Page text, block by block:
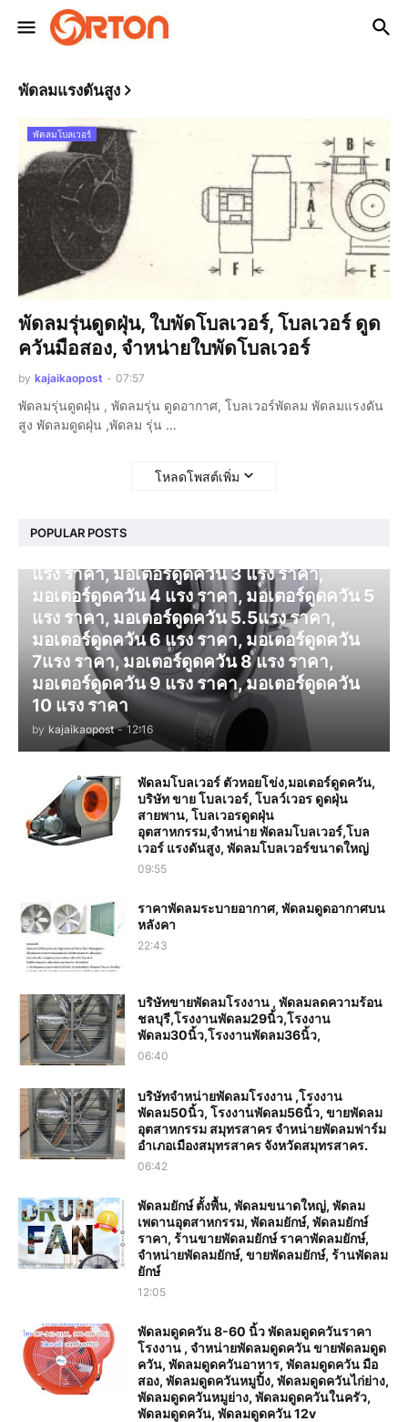
พัดลมแรงดันสูง
พัดลมโบลเวอร์
พัดลมรุ่นดูดฝุ่น, ใบพัดโบลเวอร์, โบลเวอร์ ดูด
ควันมือสอง, จำหน่ายใบพัดโบลเวอร์
by kajaikaopost - 07:57
พัดลมรุ่นดูดฝุ่น , พัดลมรุ่น ดูดอากาศ, โบลเวอร์พัดลม พัดลมแรงดัน
สูง พัดลมดูดฝุ่น ,พัดลม รุ่น …
โหลดโพสต์เพิ่ม
POPULAR POSTS
แรง ราคา, มอเตอร์ดูดควัน 3 แรง ราคา,
มอเตอร์ดูดควัน 4 แรง ราคา, มอเตอร์ดูดควัน 5
แรง ราคา, มอเตอร์ดูดควัน 5.5แรง ราคา,
มอเตอร์ดูดควัน 6 แรง ราคา, มอเตอร์ดูดควัน
7แรง ราคา, มอเตอร์ดูดควัน 8 แรง ราคา,
มอเตอร์ดูดควัน 9 แรง ราคา, มอเตอร์ดูดควัน
10 แรง ราคา
by kajaikaopost - 12:16
พัดลมโบลเวอร์ ตัวหอยโข่ง,มอเตอร์ดูดควัน,
บริษัท ขาย โบลเวอร์, โบลว์เวอร ดูดฝุ่น
สายพาน, โบลเวอรดูดฝุ่น
อุตสาหกรรม,จำหน่าย พัดลมโบลเวอร์,โบล
เวอร์ แรงดันสูง, พัดลมโบลเวอร์ขนาดใหญ่
09:55
ราคาพัดลมระบายอากาศ, พัดลมดูดอากาศบน
หลังคา
22:43
บริษัทขายพัดลมโรงงาน , พัดลมลดความร้อน
ชลบุรี,โรงงานพัดลม29นิ้ว,โรงงาน
พัดลม30นิ้ว,โรงงานพัดลม36นิ้ว,
06:40
บริษัทจำหน่ายพัดลมโรงงาน ,โรงงาน
พัดลม50นิ้ว, โรงงานพัดลม56นิ้ว, ขายพัดลม
อุตสาหกรรม สมุทรสาคร จำหน่ายพัดลมฟาร์ม
อำเภอเมืองสมุทรสาคร จังหวัดสมุทรสาคร.
06:42
พัดลมยักษ์ ตั้งพื้น, พัดลมขนาดใหญ่, พัดลม
เพดานอุตสาหกรรม, พัดลมยักษ์, พัดลมยักษ์
ราคา, ร้านขายพัดลมยักษ์ ราคาพัดลมยักษ์,
จำหน่ายพัดลมยักษ์, ขายพัดลมยักษ์, ร้านพัดลม
ยักษ์
12:05
พัดลมดูดควัน 8-60 นิ้ว พัดลมดูดควันราคา
โรงงาน , จำหน่ายพัดลมดูดควัน ขายพัดลมดูด
ควัน, พัดลมดูดควันอาหาร, พัดลมดูดควัน มือ
สอง, พัดลมดูดควันหมูปิ้ง, พัดลมดูดควันไก่ย่าง,
พัดลมดูดควันหมูย่าง, พัดลมดูดควันในครัว,
พัดลมดูดควัน, พัดลมดูดควัน 12v